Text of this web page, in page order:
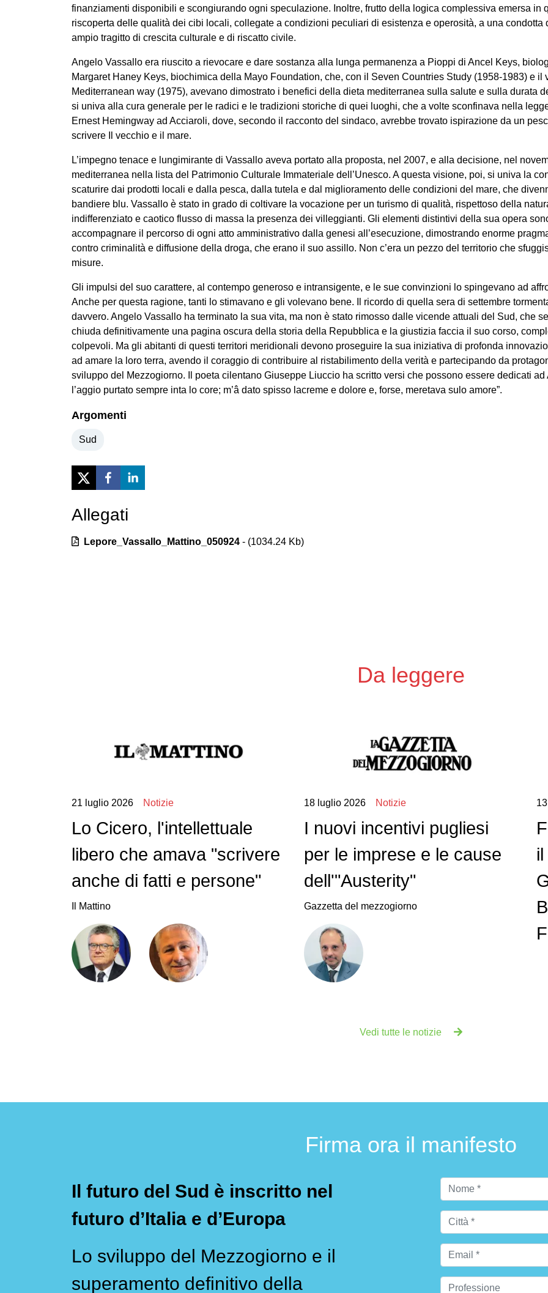
finanziamenti disponibili e scongiurando ogni speculazione. Inoltre, frutto della logica complessiva emersa in
riscoperta delle qualità dei cibi locali, collegate a condizioni peculiari di esistenza e operosità, a una condotta
ampio tragitto di crescita culturale e di riscatto civile.
Angelo Vassallo era riuscito a rievocare e dare sostanza alla lunga permanenza a Pioppi di Ancel Keys,
Margaret Haney Keys, biochimica della Mayo Foundation, che, con il Seven Countries Study (1958-1983) e
Mediterranean way (1975), avevano dimostrato i benefici della dieta mediterranea sulla salute e sulla durata
si univa alla cura generale per le radici e le tradizioni storiche di quei luoghi, che a volte sconfinava nella
Ernest Hemingway ad Acciaroli, dove, secondo il racconto del sindaco, avrebbe trovato ispirazione da un
scrivere Il vecchio e il mare.
L’impegno tenace e lungimirante di Vassallo aveva portato alla proposta, nel 2007, e alla decisione, nel
mediterranea nella lista del Patrimonio Culturale Immateriale dell’Unesco. A questa visione, poi, si univa la
scaturire dai prodotti locali e dalla pesca, dalla tutela e dal miglioramento delle condizioni del mare, che
bandiere blu. Vassallo è stato in grado di coltivare la vocazione per un turismo di qualità, rispettoso della
indifferenziato e caotico flusso di massa la presenza dei villeggianti. Gli elementi distintivi della sua opera
accompagnare il percorso di ogni atto amministrativo dalla genesi all’esecuzione, dimostrando enorme
contro criminalità e diffusione della droga, che erano il suo assillo. Non c’era un pezzo del territorio che
misure.
Gli impulsi del suo carattere, al contempo generoso e intransigente, e le sue convinzioni lo spingevano ad
Anche per questa ragione, tanti lo stimavano e gli volevano bene. Il ricordo di quella sera di settembre
davvero. Angelo Vassallo ha terminato la sua vita, ma non è stato rimosso dalle vicende attuali del Sud, che
chiuda definitivamente una pagina oscura della storia della Repubblica e la giustizia faccia il suo corso,
colpevoli. Ma gli abitanti di questi territori meridionali devono proseguire la sua iniziativa di profonda
ad amare la loro terra, avendo il coraggio di contribuire al ristabilimento della verità e partecipando da
sviluppo del Mezzogiorno. Il poeta cilentano Giuseppe Liuccio ha scritto versi che possono essere dedicati ad
l’aggio purtato sempre inta lo core; m’â dato spisso lacreme e dolore e, forse, meretava sulo amore”.
Argomenti
Sud
Previous
Allegati
Lepore_Vassallo_Mattino_050924 - (1034.24 Kb)
Da leggere
21 luglio 2026 Notizie
Lo Cicero, l'intellettuale
libero che amava "scrivere
anche di fatti e persone"
Il Mattino
18 luglio 2026 Notizie
I nuovi incentivi pugliesi
per le imprese e le cause
dell'"Austerity"
Gazzetta del mezzogiorno
Vedi tutte le notizie
Firma ora il manifesto
Il futuro del Sud è inscritto nel
futuro d’Italia e d’Europa
Lo sviluppo del Mezzogiorno e il
superamento definitivo della